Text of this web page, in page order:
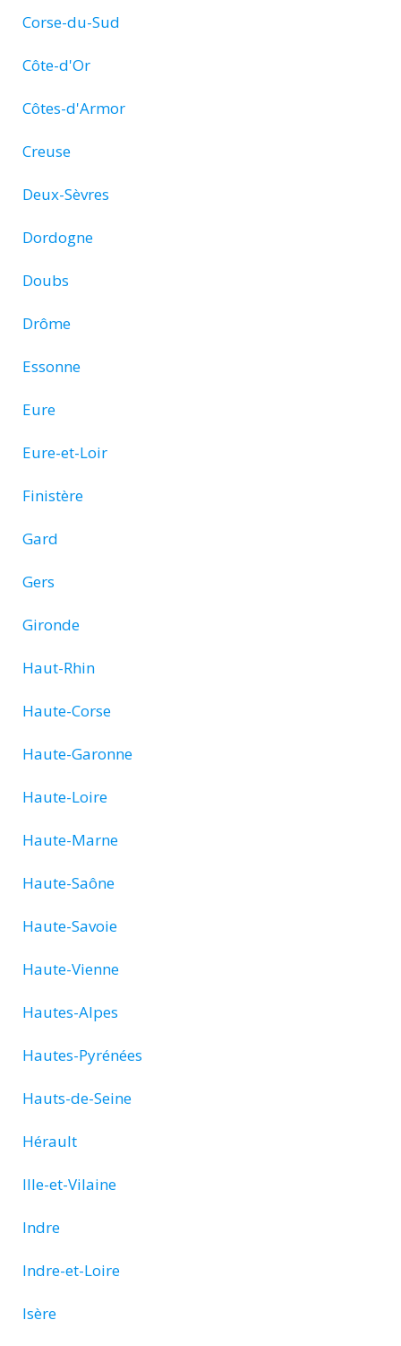
Corse-du-Sud
Côte-d'Or
Côtes-d'Armor
Creuse
Deux-Sèvres
Dordogne
Doubs
Drôme
Essonne
Eure
Eure-et-Loir
Finistère
Gard
Gers
Gironde
Haut-Rhin
Haute-Corse
Haute-Garonne
Haute-Loire
Haute-Marne
Haute-Saône
Haute-Savoie
Haute-Vienne
Hautes-Alpes
Hautes-Pyrénées
Hauts-de-Seine
Hérault
Ille-et-Vilaine
Indre
Indre-et-Loire
Isère